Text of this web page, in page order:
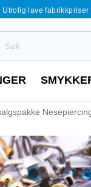
Utrolig lave fabrikkpriser